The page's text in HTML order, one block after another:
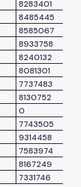
8283401
8485445
8585067
8933758
8240132
8081301
7737483
8130752
0
7743505
9314458
7583974
8167249
7331746